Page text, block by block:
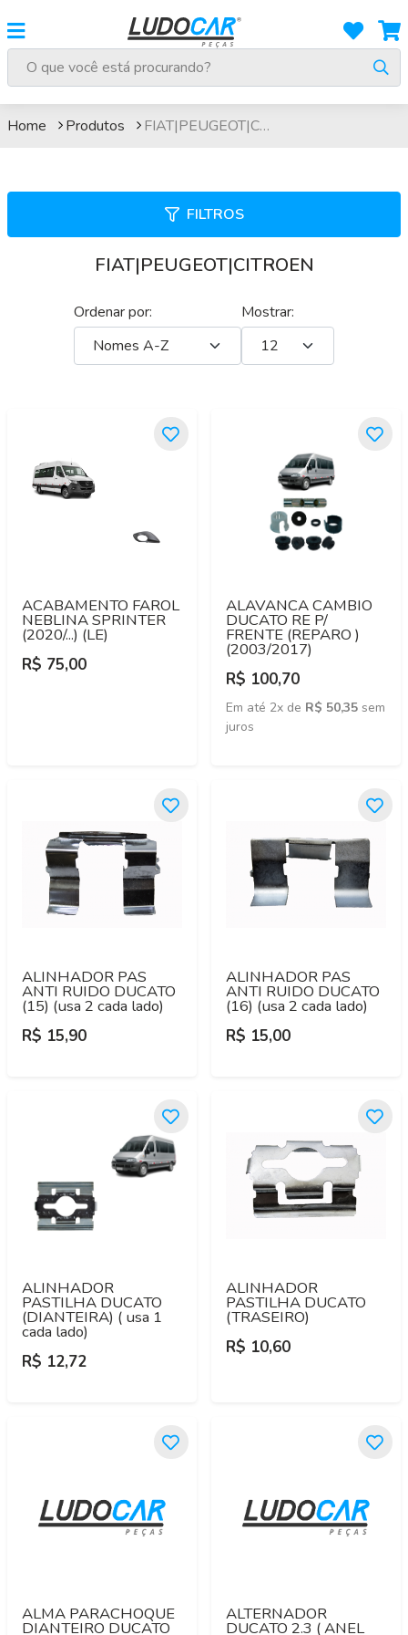
Home Produtos FIAT|PEUGEOT|CITROEN
FIAT|PEUGEOT|CITROEN
FILTROS
FIAT|PEUGEOT|CITROEN
Ordenar por: Mostrar:
ACABAMENTO FAROL
NEBLINA SPRINTER
(2020/...) (LE)
R$ 75,00
ALAVANCA CAMBIO
DUCATO RE P/
FRENTE (REPARO )
(2003/2017)
R$ 100,70
Em até 2x de R$ 50,35 sem
juros
ALINHADOR PAS
ANTI RUIDO DUCATO
(15) (usa 2 cada lado)
R$ 15,90
ALINHADOR PAS
ANTI RUIDO DUCATO
(16) (usa 2 cada lado)
R$ 15,00
ALINHADOR
PASTILHA DUCATO
(DIANTEIRA) ( usa 1
cada lado)
R$ 12,72
ALINHADOR
PASTILHA DUCATO
(TRASEIRO)
R$ 10,60
ALMA PARACHOQUE
DIANTEIRO DUCATO
ALTERNADOR
DUCATO 2.3 ( ANEL